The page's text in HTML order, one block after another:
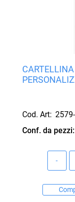
Cod. Art:
Conf. da pezzi: